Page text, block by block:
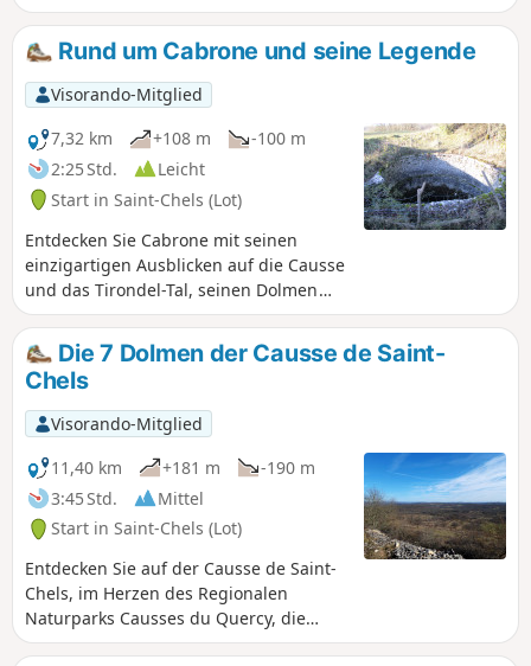
Rund um Cabrone und seine Legende
Visorando-Mitglied
7,32 km
+108 m
-100 m
2:25 Std.
Leicht
Start in Saint-Chels (Lot)
Entdecken Sie Cabrone mit seinen
einzigartigen Ausblicken auf die Causse
und das Tirondel-Tal, seinen Dolmen
und der Legende der Foun del lout.
Die 7 Dolmen der Causse de Saint-
Chels
Visorando-Mitglied
11,40 km
+181 m
-190 m
3:45 Std.
Mittel
Start in Saint-Chels (Lot)
Entdecken Sie auf der Causse de Saint-
Chels, im Herzen des Regionalen
Naturparks Causses du Quercy, die
Dolmen-Wanderung.